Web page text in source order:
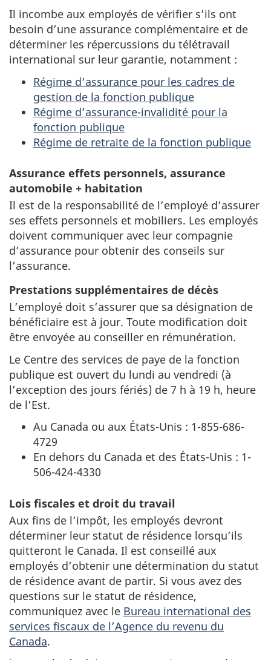
Il incombe aux employés de vérifier s’ils ont
besoin d’une assurance complémentaire et de
déterminer les répercussions du télétravail
international sur leur garantie, notamment :
Régime d’assurance pour les cadres de
gestion de la fonction publique
Régime d’assurance-invalidité pour la
fonction publique
Régime de retraite de la fonction publique
Assurance effets personnels, assurance
automobile + habitation
Il est de la responsabilité de l’employé d’assurer
ses effets personnels et mobiliers. Les employés
doivent communiquer avec leur compagnie
d’assurance pour obtenir des conseils sur
l’assurance.
Prestations supplémentaires de décès
L’employé doit s’assurer que sa désignation de
bénéficiaire est à jour. Toute modification doit
être envoyée au conseiller en rémunération.
Le Centre des services de paye de la fonction
publique est ouvert du lundi au vendredi (à
l’exception des jours fériés) de 7 h à 19 h, heure
de l’Est.
Au Canada ou aux États-Unis : 1-855-686-
4729
En dehors du Canada et des États-Unis : 1-
506-424-4330
Lois fiscales et droit du travail
Aux fins de l’impôt, les employés devront
déterminer leur statut de résidence lorsqu’ils
quitteront le Canada. Il est conseillé aux
employés d’obtenir une détermination du statut
de résidence avant de partir. Si vous avez des
questions sur le statut de résidence,
communiquez avec le Bureau international des
services fiscaux de l’Agence du revenu du
Canada.